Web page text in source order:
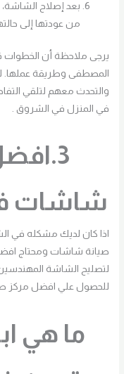
بعد إصلاح الشاشة،
من عودتها إلى
يرجى ملاحظة أن الخطوات
المصطفى وطريقة عملها.
والتحدث معهم لتلقي
في المنزل في الشروق .
شاشات
اذا كان لديك مشكله في
صيانة شاشات ومحتاج
للحصول علي افضل مركز
ما هي